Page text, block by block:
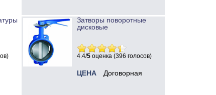
Затворы поворотные
дисковые
4.4/5 оценка (396 голосов)
ЦЕНА Договорная